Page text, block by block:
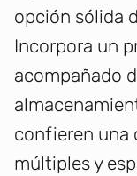
opción sólida
Incorpora un
acompañado
confieren una
múltiples y